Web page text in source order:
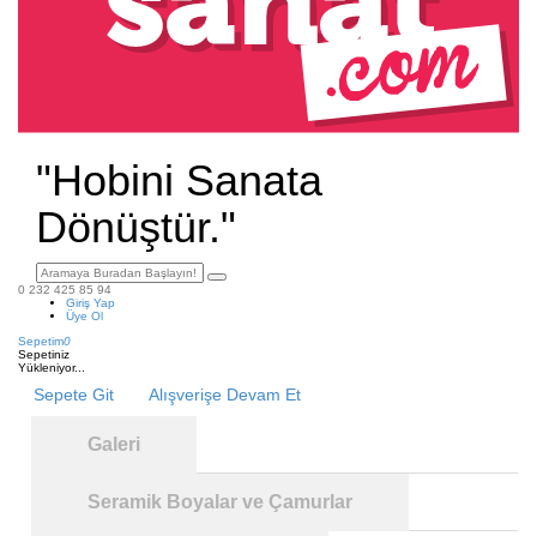
"Hobini Sanata
Dönüştür."
0 232 425 85 94
Giriş Yap
Üye Ol
Sepetim0
Sepetiniz
Yükleniyor...
Sepete Git Alışverişe Devam Et
Galeri
Seramik Boyalar ve Çamurlar